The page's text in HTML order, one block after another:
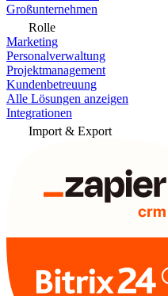
Großunternehmen
Rolle
Marketing
Personalverwaltung
Projektmanagement
Kundenbetreuung
Alle Lösungen anzeigen
Integrationen
Import & Export